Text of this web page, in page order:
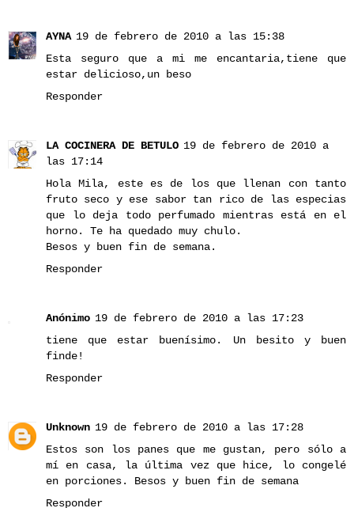
AYNA 19 de febrero de 2010 a las 15:38
Esta seguro que a mi me encantaria,tiene que
estar delicioso,un beso
Responder
LA COCINERA DE BETULO 19 de febrero de 2010 a
las 17:14
Hola Mila, este es de los que llenan con tanto
fruto seco y ese sabor tan rico de las especias
que lo deja todo perfumado mientras está en el
horno. Te ha quedado muy chulo.
Besos y buen fin de semana.
Responder
Anónimo 19 de febrero de 2010 a las 17:23
tiene que estar buenísimo. Un besito y buen
finde!
Responder
Unknown 19 de febrero de 2010 a las 17:28
Estos son los panes que me gustan, pero sólo a
mí en casa, la última vez que hice, lo congelé
en porciones. Besos y buen fin de semana
Responder